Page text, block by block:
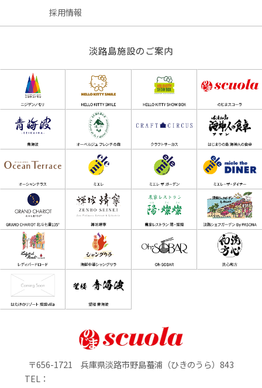
採用情報
淡路島施設のご案内
〒656-1721 兵庫県淡路市野島蟇浦（ひきのうら）843
TEL：